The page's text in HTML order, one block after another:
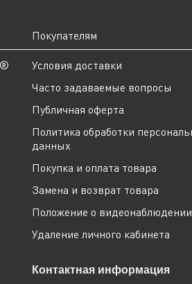
Покупателям
Условия доставки
Часто задаваемые вопросы
Публичная оферта
Политика обработки
данных
Покупка и оплата товара
Замена и возврат товара
Положение о видеонаблюдении
Удаление личного кабинета
Контактная информация